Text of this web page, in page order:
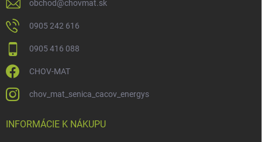
obchod@chovmat.sk
0905 242 616
0905 416 088
CHOV-MAT
chov_mat_senica_cacov_energys
INFORMÁCIE K NÁKUPU